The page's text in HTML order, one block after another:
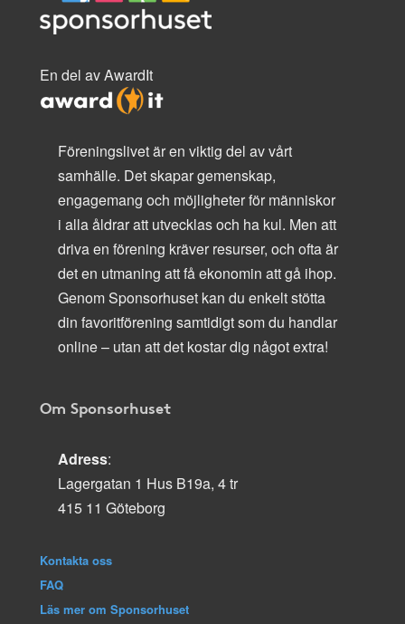
En del av AwardIt
Föreningslivet är en viktig del av vårt
samhälle. Det skapar gemenskap,
engagemang och möjligheter för människor
i alla åldrar att utvecklas och ha kul. Men att
driva en förening kräver resurser, och ofta är
det en utmaning att få ekonomin att gå ihop.
Genom Sponsorhuset kan du enkelt stötta
din favoritförening samtidigt som du handlar
online – utan att det kostar dig något extra!
Om Sponsorhuset
Adress:
Lagergatan 1 Hus B19a, 4 tr
415 11 Göteborg
Kontakta oss
FAQ
Läs mer om Sponsorhuset